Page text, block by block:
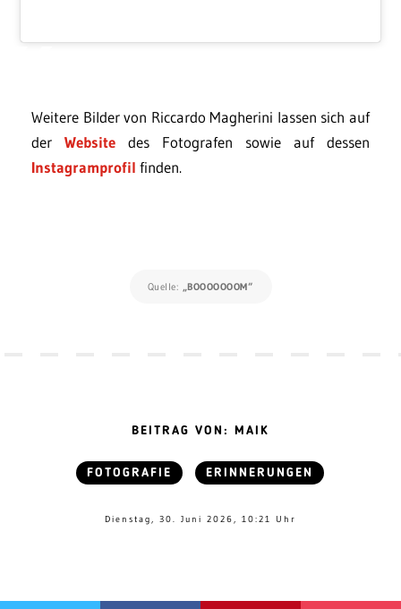
Weitere Bilder von Riccardo Magherini lassen sich auf
der Website des Fotografen sowie auf dessen
Instagramprofil finden.
Quelle: „BOOOOOOOM“
BEITRAG VON: MAIK
FOTOGRAFIE ERINNERUNGEN
Dienstag, 30. Juni 2026, 10:21 Uhr